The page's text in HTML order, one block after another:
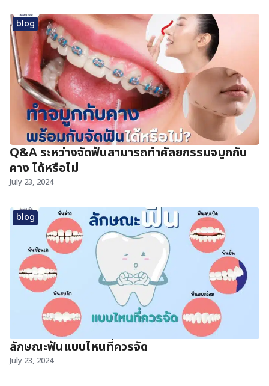
blog
Q&A ระหว่างจัดฟันสามารถทำศัลยกรรมจมูกกับ
คาง ได้หรือไม่
July 23, 2024
blog
ลักษณะฟันแบบไหนที่ควรจัด
July 23, 2024